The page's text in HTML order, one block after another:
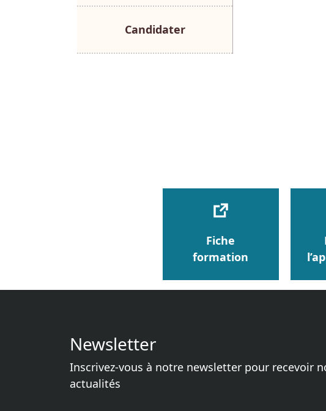
Candidater
Fiche
formation
Newsletter
Inscrivez-vous à notre newsletter pour recevoir
actualités